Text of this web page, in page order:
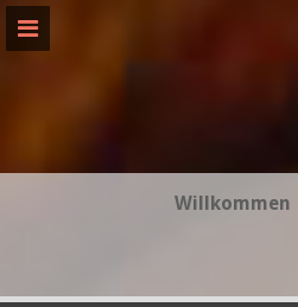
Skip
Willkommen